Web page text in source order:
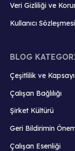
Veri Gizliliği ve
Kullanıcı Sözleşmesi
BLOG
Çeşitlilik ve
Çalışan Bağlılığı
Şirket Kültürü
Geri Bildirimin
Çalışan Esenliği